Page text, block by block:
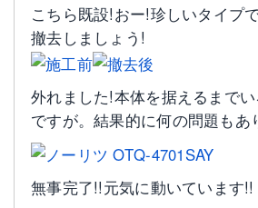
こちら既設!おー!珍しいタイプ
撤去しましょう!
外れました!本体を据えるまで
ですが。結果的に何の問題もあ
無事完了!!元気に動いています!!